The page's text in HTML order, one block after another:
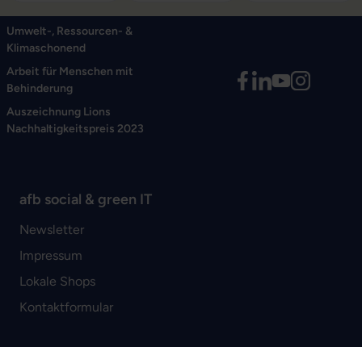
Umwelt-, Ressourcen- &
Klimaschonend
Arbeit für Menschen mit
Behinderung
Auszeichnung Lions
Nachhaltigkeitspreis 2023
afb social & green IT
Newsletter
Impressum
Lokale Shops
Kontaktformular